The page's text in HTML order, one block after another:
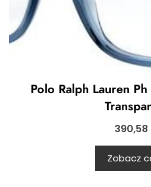
Polo Ralph Lauren
390,58
Zobacz